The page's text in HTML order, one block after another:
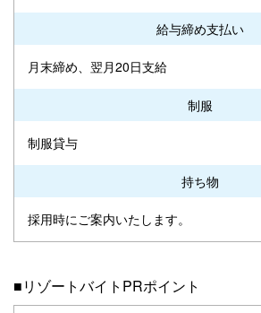
給与締め支払い
月末締め、翌月20日支給
制服
制服貸与
持ち物
採用時にご案内いたします。
■リゾートバイトPRポイント